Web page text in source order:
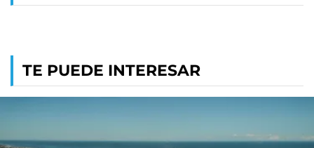
TE PUEDE INTERESAR